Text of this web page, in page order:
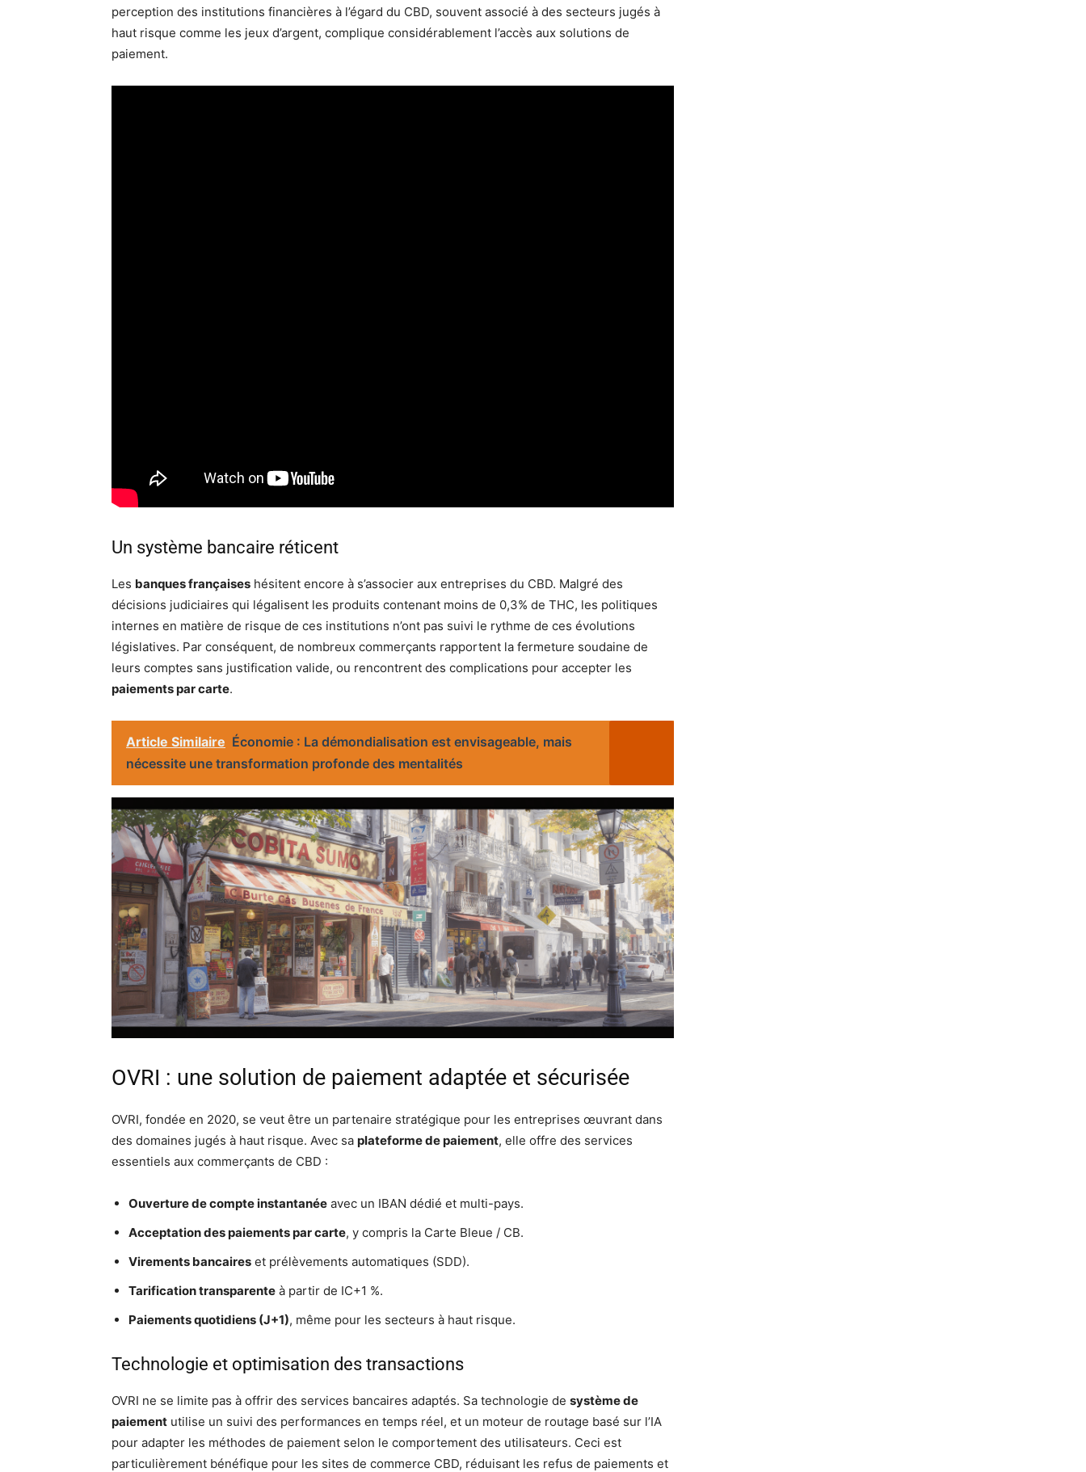
perception des institutions financières à l’égard du CBD, souvent associé à des secteurs jugés à
haut risque comme les jeux d’argent, complique considérablement l’accès aux solutions de
paiement.
Un système bancaire réticent
Les banques françaises hésitent encore à s’associer aux entreprises du CBD. Malgré des
décisions judiciaires qui légalisent les produits contenant moins de 0,3% de THC, les politiques
internes en matière de risque de ces institutions n’ont pas suivi le rythme de ces évolutions
législatives. Par conséquent, de nombreux commerçants rapportent la fermeture soudaine de
leurs comptes sans justification valide, ou rencontrent des complications pour accepter les
paiements par carte.
Article Similaire Économie : La démondialisation est envisageable, mais
nécessite une transformation profonde des mentalités
OVRI : une solution de paiement adaptée et sécurisée
OVRI, fondée en 2020, se veut être un partenaire stratégique pour les entreprises œuvrant dans
des domaines jugés à haut risque. Avec sa plateforme de paiement, elle offre des services
essentiels aux commerçants de CBD :
Ouverture de compte instantanée avec un IBAN dédié et multi-pays.
Acceptation des paiements par carte, y compris la Carte Bleue / CB.
Virements bancaires et prélèvements automatiques (SDD).
Tarification transparente à partir de IC+1 %.
Paiements quotidiens (J+1), même pour les secteurs à haut risque.
Technologie et optimisation des transactions
OVRI ne se limite pas à offrir des services bancaires adaptés. Sa technologie de système de
paiement utilise un suivi des performances en temps réel, et un moteur de routage basé sur l’IA
pour adapter les méthodes de paiement selon le comportement des utilisateurs. Ceci est
particulièrement bénéfique pour les sites de commerce CBD, réduisant les refus de paiements et